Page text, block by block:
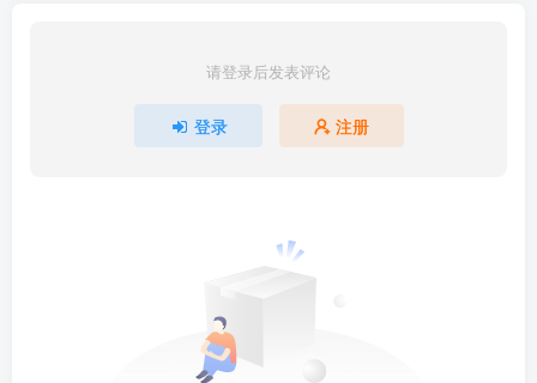
请登录后发表评论
登录 注册